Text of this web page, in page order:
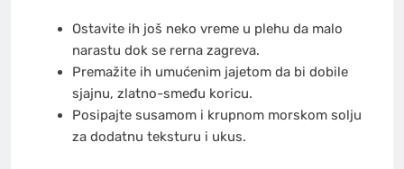
Ostavite ih još neko vreme u plehu da malo
narastu dok se rerna zagreva.
Premažite ih umućenim jajetom da bi dobile
sjajnu, zlatno-smeđu koricu.
Posipajte susamom i krupnom morskom solju
za dodatnu teksturu i ukus.